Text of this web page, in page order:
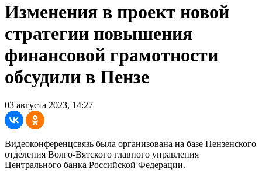
Изменения в проект новой
стратегии повышения
финансовой грамотности
обсудили в Пензе
03 августа 2023, 14:27
Видеоконференцсвязь была организована на базе Пензенского
отделения Волго-Вятского главного управления
Центрального банка Российской Федерации.